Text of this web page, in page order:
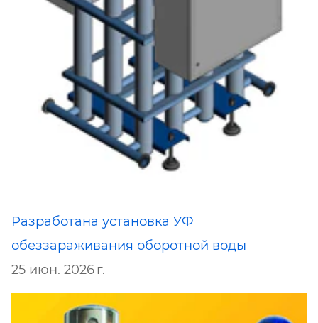
Разработана установка УФ
обеззараживания оборотной воды
25 июн. 2026 г.